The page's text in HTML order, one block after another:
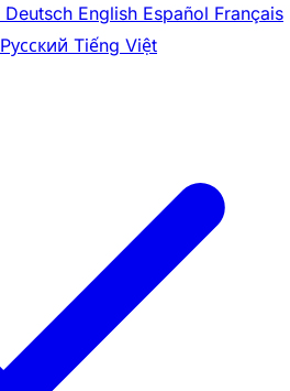
Deutsch English Español Français
Pусский Tiếng Việt